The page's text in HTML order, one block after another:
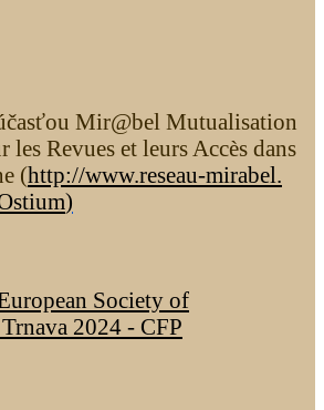
Mir@bel Mutualisation
Revues et leurs Accès dans
(http://www.reseau-mirabel.
)
Society of
2024 - CFP